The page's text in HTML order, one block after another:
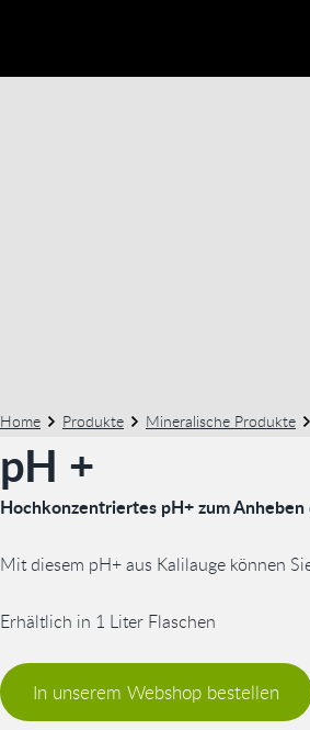
Home Produkte Mineralische Produkte
pH +
Hochkonzentriertes pH+ zum
Mit diesem pH+ aus Kalilauge können
Erhältlich in 1 Liter Flaschen
In unserem Webshop bestellen